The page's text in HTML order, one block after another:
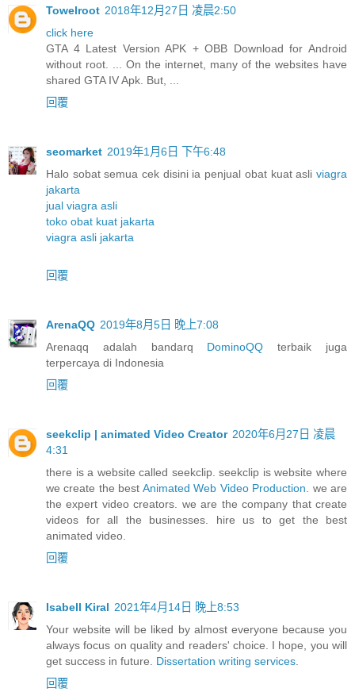
Towelroot 2018年12月27日 凌晨2:50
click here
GTA 4 Latest Version APK + OBB Download for Android
without root. ... On the internet, many of the websites have
shared GTA IV Apk. But, ...
回覆
seomarket 2019年1月6日 下午6:48
Halo sobat semua cek disini ia penjual obat kuat asli viagra
jakarta
jual viagra asli
toko obat kuat jakarta
viagra asli jakarta
回覆
ArenaQQ 2019年8月5日 晚上7:08
Arenaqq adalah bandarq DominoQQ terbaik juga
terpercaya di Indonesia
回覆
seekclip | animated Video Creator 2020年6月27日 凌晨
4:31
there is a website called seekclip. seekclip is website where
we create the best Animated Web Video Production. we are
the expert video creators. we are the company that create
videos for all the businesses. hire us to get the best
animated video.
回覆
Isabell Kiral 2021年4月14日 晚上8:53
Your website will be liked by almost everyone because you
always focus on quality and readers' choice. I hope, you will
get success in future. Dissertation writing services.
回覆